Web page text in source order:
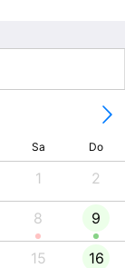
Sa Do
1 2
8 9
15 16